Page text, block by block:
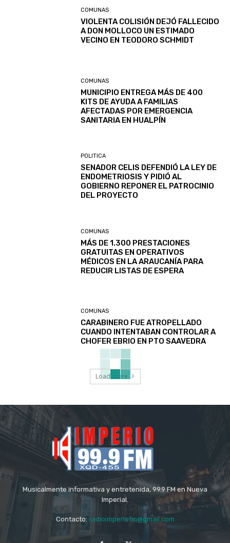
COMUNAS
VIOLENTA COLISIÓN DEJÓ FALLECIDO
A DON MOLLOCO UN ESTIMADO
VECINO EN TEODORO SCHMIDT
COMUNAS
MUNICIPIO ENTREGA MÁS DE 400
KITS DE AYUDA A FAMILIAS
AFECTADAS POR EMERGENCIA
SANITARIA EN HUALPÍN
POLITICA
SENADOR CELIS DEFENDIÓ LA LEY DE
ENDOMETRIOSIS Y PIDIÓ AL
GOBIERNO REPONER EL PATROCINIO
DEL PROYECTO
COMUNAS
MÁS DE 1.300 PRESTACIONES
GRATUITAS EN OPERATIVOS
MÉDICOS EN LA ARAUCANÍA PARA
REDUCIR LISTAS DE ESPERA
COMUNAS
CARABINERO FUE ATROPELLADO
CUANDO INTENTABAN CONTROLAR A
CHOFER EBRIO EN PTO SAAVEDRA
Load more
Musicalmente informativa y entretenida, 99.9 FM en Nueva
Imperial.
Contacto:radioimperiofm@gmail.com